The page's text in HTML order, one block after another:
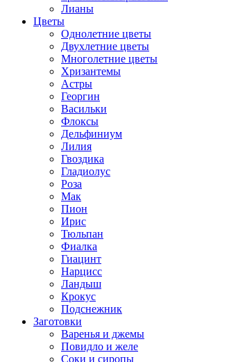
Лианы
Цветы
Однолетние цветы
Двухлетние цветы
Многолетние цветы
Хризантемы
Астры
Георгин
Васильки
Флоксы
Дельфиниум
Лилия
Гвоздика
Гладиолус
Роза
Мак
Пион
Ирис
Тюльпан
Фиалка
Гиацинт
Нарцисс
Ландыш
Крокус
Подснежник
Заготовки
Варенья и джемы
Повидло и желе
Соки и сиропы